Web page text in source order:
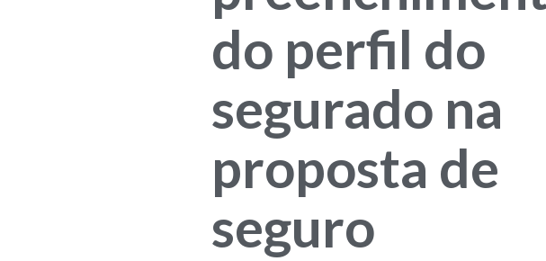
do perfil do
segurado na
proposta de
seguro